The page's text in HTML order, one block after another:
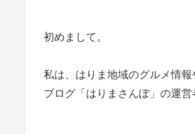
初めまして。
私は、はりま地域のグルメ情
ブログ「はりまさんぽ」の運営